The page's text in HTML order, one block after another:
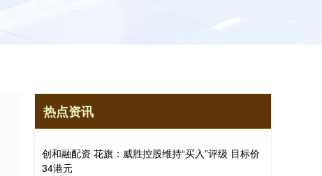
热点资讯
创和融配资 花旗：威胜控股维持“买入”评级 目标价
34港元